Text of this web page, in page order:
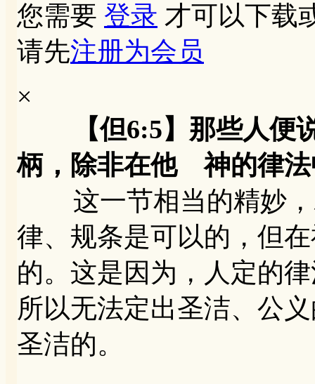
您需要 登录 才可以下载
请先注册为会员
×
【但6:5】那些人
柄，除非在他 神的律法
这一节相当的精妙，
律、规条是可以的，但
的。这是因为，人定的
所以无法定出圣洁、公
圣洁的。